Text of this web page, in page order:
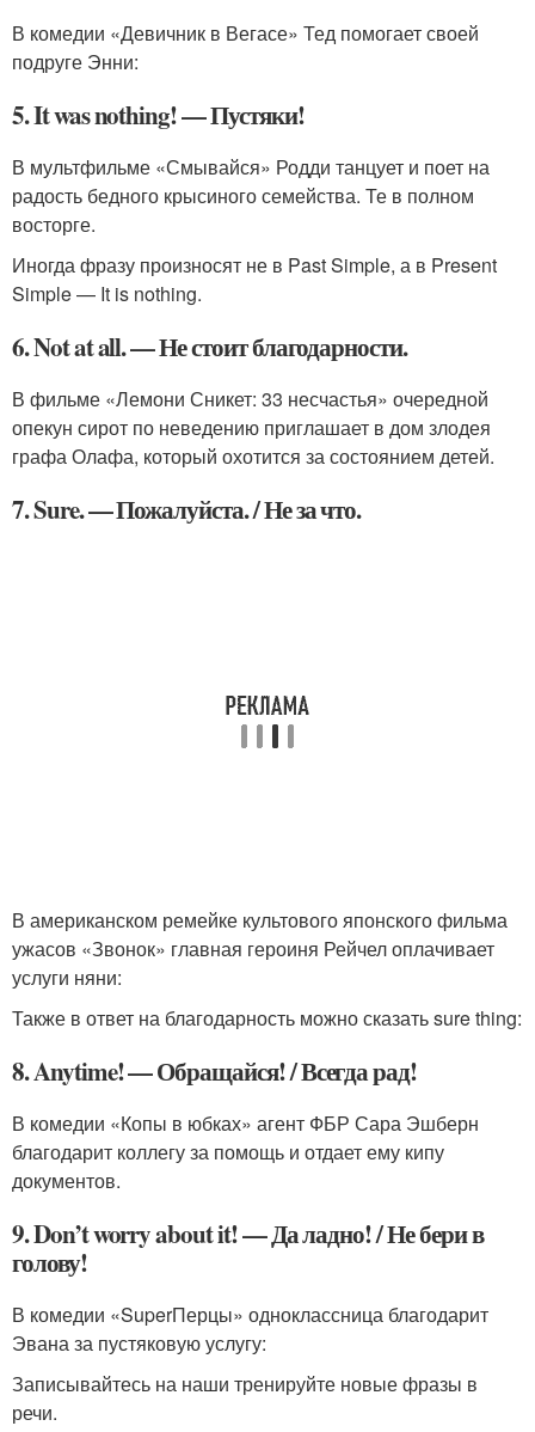
В комедии «Девичник в Вегасе» Тед помогает своей
подруге Энни:
5. It was nothing! — Пустяки!
В мультфильме «Смывайся» Родди танцует и поет на
радость бедного крысиного семейства. Те в полном
восторге.
Иногда фразу произносят не в Past Simple, а в Present
Simple — It is nothing.
6. Not at all. — Не стоит благодарности.
В фильме «Лемони Сникет: 33 несчастья» очередной
опекун сирот по неведению приглашает в дом злодея
графа Олафа, который охотится за состоянием детей.
7. Sure. — Пожалуйста. / Не за что.
В американском ремейке культового японского фильма
ужасов «Звонок» главная героиня Рейчел оплачивает
услуги няни:
Также в ответ на благодарность можно сказать sure thing:
8. Anytime! — Обращайся! / Всегда рад!
В комедии «Копы в юбках» агент ФБР Сара Эшберн
благодарит коллегу за помощь и отдает ему кипу
документов.
9. Don’t worry about it! — Да ладно! / Не бери в
голову!
В комедии «SuperПерцы» одноклассница благодарит
Эвана за пустяковую услугу:
Записывайтесь на наши тренируйте новые фразы в
речи.